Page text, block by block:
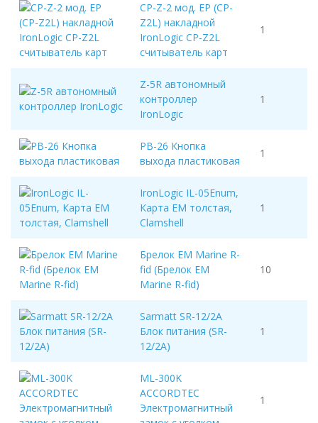
CP-Z-2 мод. EP (CP-
Z2L) накладной
IronLogic CP-Z2L
считыватель карт
1
Z-5R автономный
контроллер
IronLogic
1
PB-26 Кнопка
выхода пластиковая
1
IronLogic IL-05Enum,
Карта EM толстая,
Clamshell
1
Брелок EM Marine R-
fid (Брелок EM
Marine R-fid)
10
Sarmatt SR-12/2A
Блок питания (SR-
12/2A)
1
ML-300K
ACCORDTEC
Электромагнитный
1